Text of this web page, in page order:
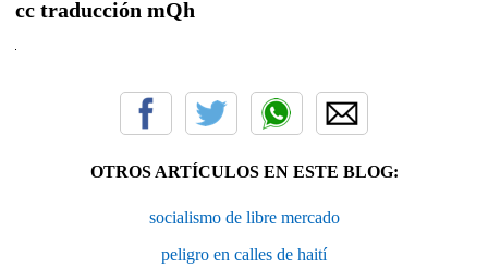
cc traducción mQh
OTROS ARTÍCULOS EN ESTE BLOG:
socialismo de libre mercado
peligro en calles de haití